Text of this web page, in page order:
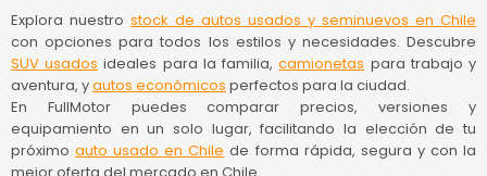
Explora nuestro stock de autos usados y seminuevos en Chile
con opciones para todos los estilos y necesidades. Descubre
SUV usados ideales para la familia,camionetas para trabajo y
aventura, yautos económicos perfectos para la ciudad.
En FullMotor puedes comparar precios, versiones y
equipamiento en un solo lugar, facilitando la elección de tu
próximoauto usado en Chile de forma rápida, segura y con la
mejor oferta del mercado en Chile.